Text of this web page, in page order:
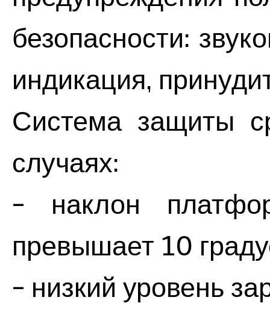
безопасности:
индикация,
Система защиты
случаях:
- наклон
превышает 10
- низкий уровень